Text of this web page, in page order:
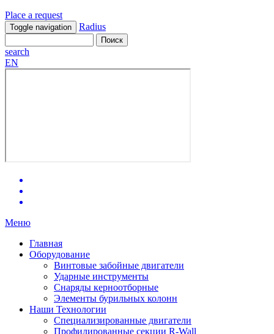
Place a request
Toggle navigation Radius
search
EN
Меню
Главная
Оборудование
Винтовые забойные двигатели
Ударные инструменты
Снаряды керноотборные
Элементы бурильных колонн
Наши Технологии
Специализированные двигатели
Профилированные секции R-Wall